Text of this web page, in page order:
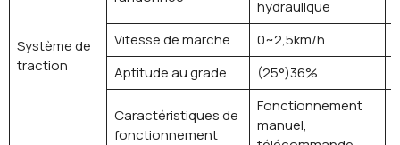
Système de
traction
hydraulique
Vitesse de marche 0~2,5km/h
Aptitude au grade
(25°)36%
Caractéristiques de
fonctionnement
Fonctionnement
manuel,